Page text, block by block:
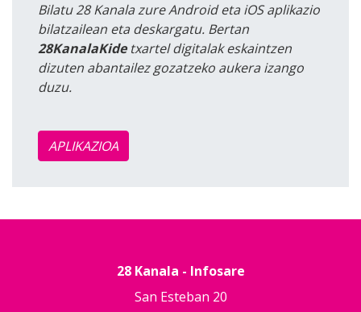
Bilatu 28 Kanala zure Android eta iOS aplikazio
bilatzailean eta deskargatu. Bertan
28KanalaKidetxartel digitalak eskaintzen
dizuten abantailez gozatzeko aukera izango
duzu.
APLIKAZIOA
28 Kanala - Infosare
San Esteban 20